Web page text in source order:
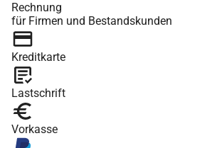
Rechnung
für Firmen und Bestandskunden
Kreditkarte
Lastschrift
Vorkasse